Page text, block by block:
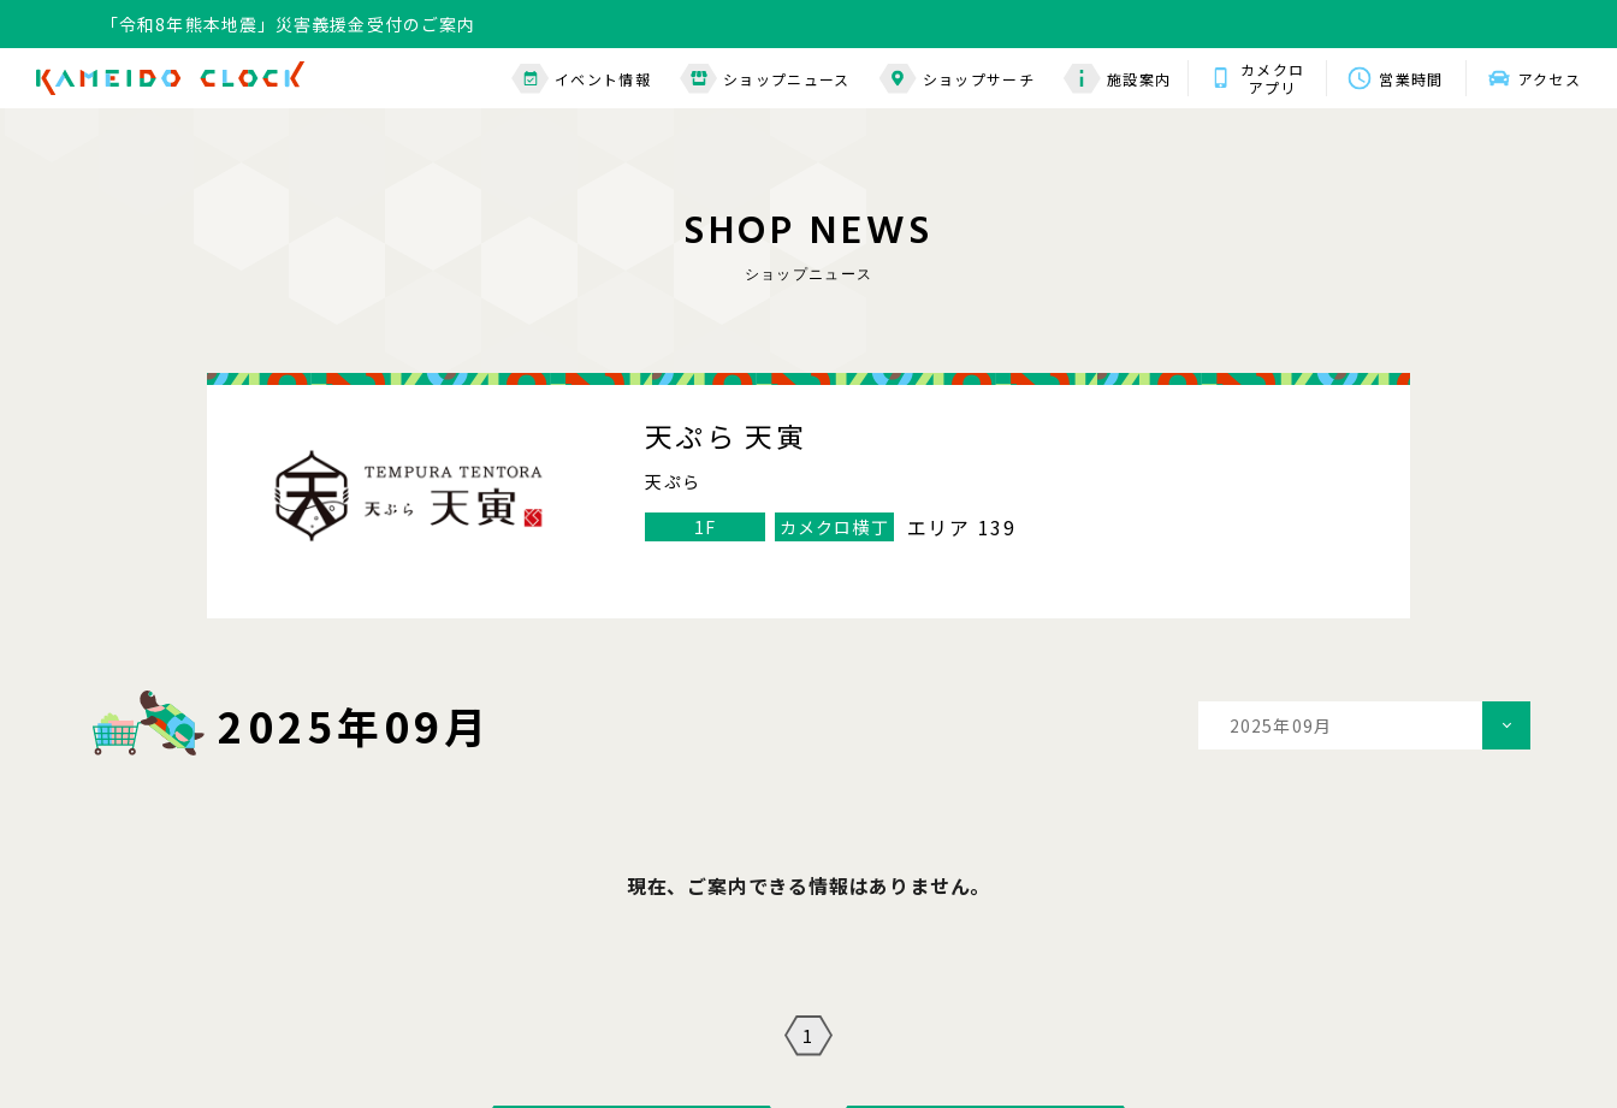
「令和8年熊本地震」災害義援金受付のご案内
イベント情報 ショップニュース ショップサーチ 施設案内
カメクロ
アプリ
営業時間 アクセス
SHOP NEWS
ショップニュース
天ぷら 天寅
天ぷら
1F
カメクロ横丁 エリア 139
2025年09月
2025年09月
現在、ご案内できる情報はありません。
1